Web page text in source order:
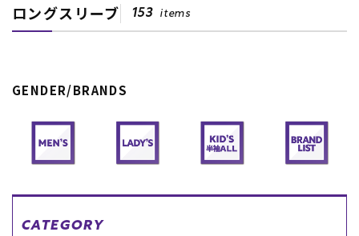
店舗一覧
ファッションTOP
スノーTOP
ロングスリーブ 153 items
GENDER/BRANDS
CATEGORY